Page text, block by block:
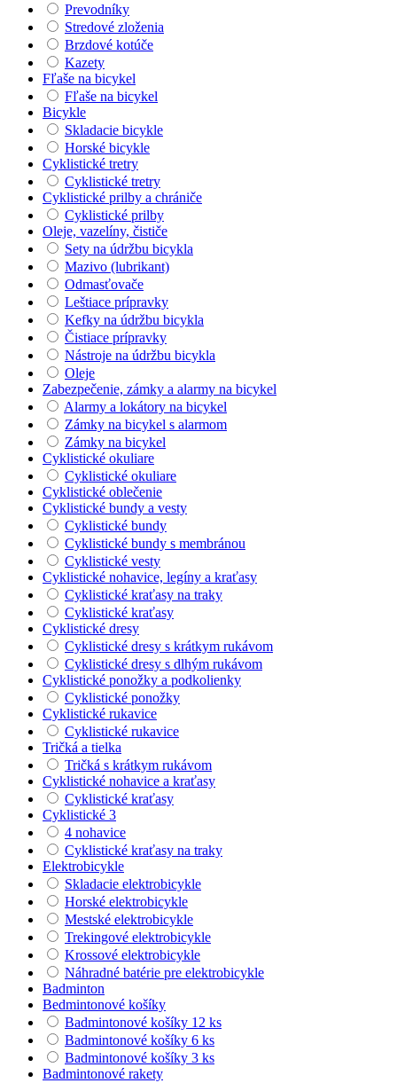
Prevodníky
Stredové zloženia
Brzdové kotúče
Kazety
Fľaše na bicykel
Fľaše na bicykel
Bicykle
Skladacie bicykle
Horské bicykle
Cyklistické tretry
Cyklistické tretry
Cyklistické prilby a chrániče
Cyklistické prilby
Oleje, vazelíny, čističe
Sety na údržbu bicykla
Mazivo (lubrikant)
Odmasťovače
Leštiace prípravky
Kefky na údržbu bicykla
Čistiace prípravky
Nástroje na údržbu bicykla
Oleje
Zabezpečenie, zámky a alarmy na bicykel
Alarmy a lokátory na bicykel
Zámky na bicykel s alarmom
Zámky na bicykel
Cyklistické okuliare
Cyklistické okuliare
Cyklistické oblečenie
Cyklistické bundy a vesty
Cyklistické bundy
Cyklistické bundy s membránou
Cyklistické vesty
Cyklistické nohavice, legíny a kraťasy
Cyklistické kraťasy na traky
Cyklistické kraťasy
Cyklistické dresy
Cyklistické dresy s krátkym rukávom
Cyklistické dresy s dlhým rukávom
Cyklistické ponožky a podkolienky
Cyklistické ponožky
Cyklistické rukavice
Cyklistické rukavice
Tričká a tielka
Tričká s krátkym rukávom
Cyklistické nohavice a kraťasy
Cyklistické kraťasy
Cyklistické 3
4 nohavice
Cyklistické kraťasy na traky
Elektrobicykle
Skladacie elektrobicykle
Horské elektrobicykle
Mestské elektrobicykle
Trekingové elektrobicykle
Krossové elektrobicykle
Náhradné batérie pre elektrobicykle
Badminton
Bedmintonové košíky
Badmintonové košíky 12 ks
Badmintonové košíky 6 ks
Badmintonové košíky 3 ks
Badmintonové rakety